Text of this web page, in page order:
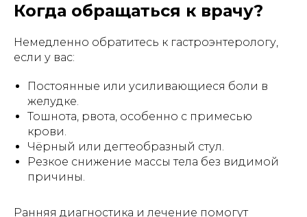
Когда обращаться к врачу?
Немедленно обратитесь к гастроэнтерологу,
если у вас:
Постоянные или усиливающиеся боли в
желудке.
Тошнота, рвота, особенно с примесью
крови.
Чёрный или дегтеобразный стул.
Резкое снижение массы тела без видимой
причины.
Ранняя диагностика и лечение помогут